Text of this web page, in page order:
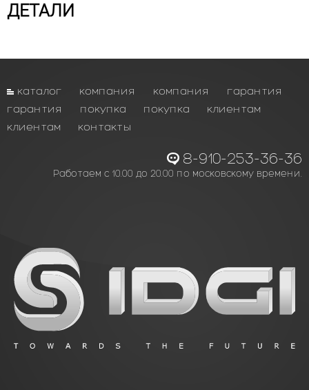
ДЕТАЛИ
каталог компания компания
гарантия
гарантия
покупка покупка
клиентам
клиентам
контакты
8-910-253-36-36
Работаем с 10.00 до 20.00 по московскому времени.